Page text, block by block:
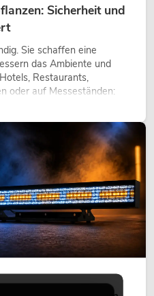
Sicherheit und
Sie schaffen eine
das Ambiente und
Restaurants,
oder auf Messeständen:
heute längst zum